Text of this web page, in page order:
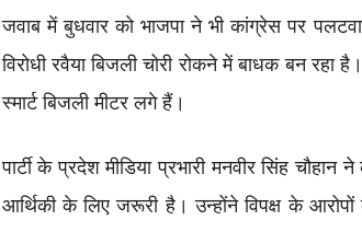
जवाब में बुधवार को भाजपा ने भी कांग्रेस पर
विरोधी रवैया बिजली चोरी रोकने में बाधक बन रहा
स्मार्ट बिजली मीटर लगे हैं।
पार्टी के प्रदेश मीडिया प्रभारी मनवीर सिंह
आर्थिकी के लिए जरूरी है। उन्होंने विपक्ष के